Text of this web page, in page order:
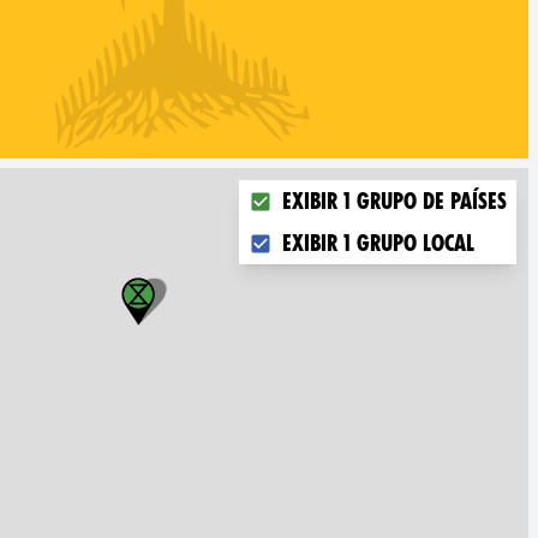
Choose what you want to
Exibir 1 grupo de países
Exibir 1 grupo local